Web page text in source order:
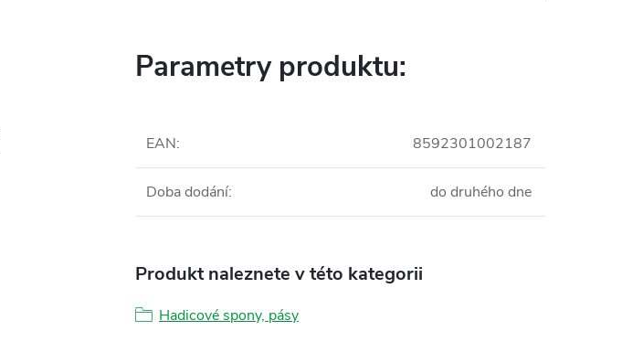
Parametry produktu:
EAN: 8592301002187
Doba dodání: do druhého dne
Produkt naleznete v této kategorii
Hadicové spony, pásy